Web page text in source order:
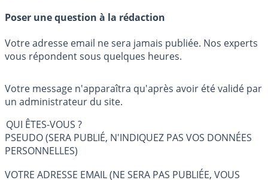
Poser une question à la rédaction
Votre adresse email ne sera jamais publiée. Nos experts
vous répondent sous quelques heures.
Votre message n'apparaîtra qu'après avoir été validé par
un administrateur du site.
QUI ÊTES-VOUS ?
PSEUDO (SERA PUBLIÉ, N'INDIQUEZ PAS VOS DONNÉES
PERSONNELLES)
VOTRE ADRESSE EMAIL (NE SERA PAS PUBLIÉE, VOUS